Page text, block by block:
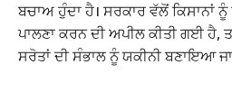
ਬਚਾਅ ਹੁੰਦਾ ਹੈ। ਸਰਕਾਰ ਵੱਲੋਂ ਕਿਸਾਨਾਂ ਨੂੰ
ਪਾਲਣਾ ਕਰਨ ਦੀ ਅਪੀਲ ਕੀਤੀ ਗਈ
ਸਰੋਤਾਂ ਦੀ ਸੰਭਾਲ ਨੂੰ ਯਕੀਨੀ ਬਣਾਇਆ